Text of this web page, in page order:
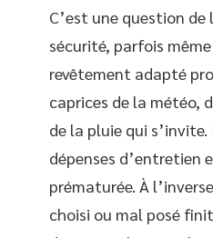
C’est une question de
sécurité, parfois
revêtement adapté
caprices de la météo,
de la pluie qui
dépenses d’entretien
prématurée. À
choisi ou mal posé